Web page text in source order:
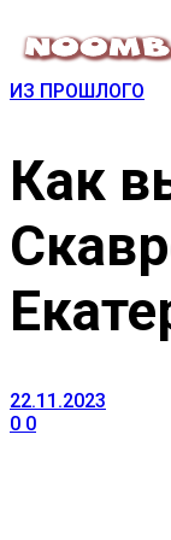
ИЗ ПРОШЛОГО
Как
22.11.2023
0 0